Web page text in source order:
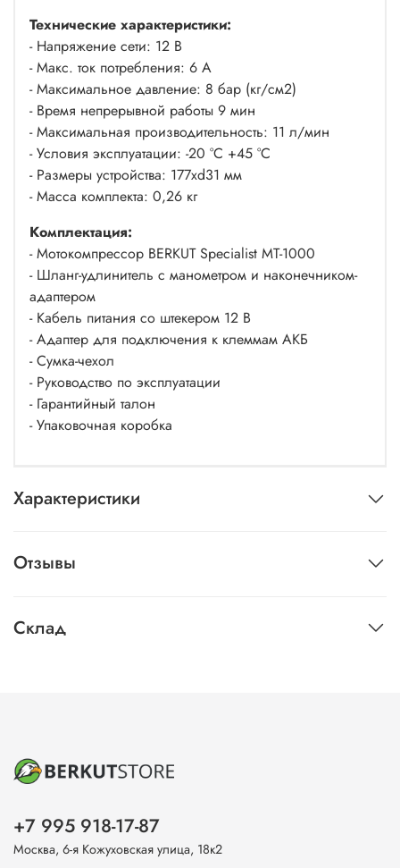
Технические характеристики:
- Напряжение сети: 12 В
- Макс. ток потребления: 6 А
- Максимальное давление: 8 бар (кг/см2)
- Время непрерывной работы 9 мин
- Максимальная производительность: 11 л/мин
- Условия эксплуатации: -20 °C +45 °C
- Размеры устройства: 177xd31 мм
- Масса комплекта: 0,26 кг
Комплектация:
- Мотокомпрессор BERKUT Specialist MT-1000
- Шланг-удлинитель с манометром и наконечником-
адаптером
- Кабель питания со штекером 12 В
- Адаптер для подключения к клеммам АКБ
- Сумка-чехол
- Руководство по эксплуатации
- Гарантийный талон
- Упаковочная коробка
Характеристики
Отзывы
Склад
+7 995 918-17-87
Москва, 6-я Кожуховская улица, 18к2